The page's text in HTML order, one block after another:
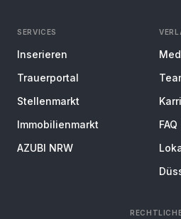
SERVICES
Inserieren
Trauerportal
Stellenmarkt
Immobilienmarkt
AZUBI NRW
FAQ